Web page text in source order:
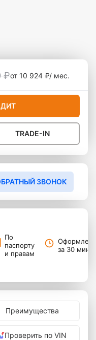
₽от 10 924 ₽/ мес.
TRADE-IN
ЗВОНОК
По
паспорту
и правам
за 30
Преимущества
Проверить по VIN